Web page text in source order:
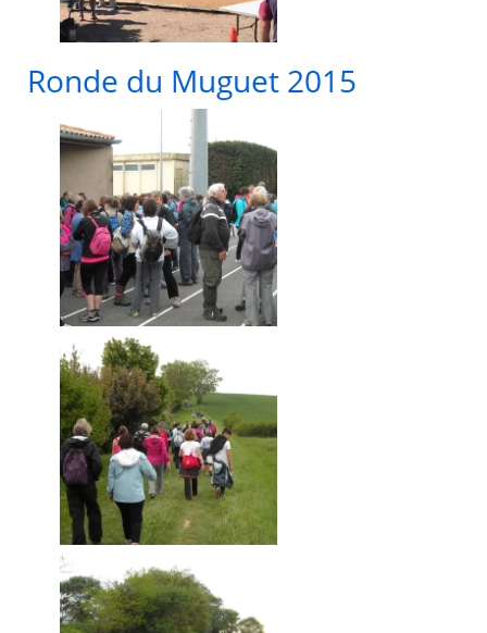
Ronde du Muguet 2015